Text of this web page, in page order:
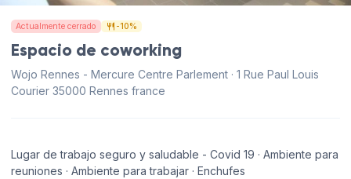
Actualmente cerrado -10%
Espacio de coworking
Wojo Rennes - Mercure Centre Parlement · 1 Rue Paul Louis
Courier 35000 Rennes france
Lugar de trabajo seguro y saludable - Covid 19 · Ambiente para
reuniones · Ambiente para trabajar · Enchufes